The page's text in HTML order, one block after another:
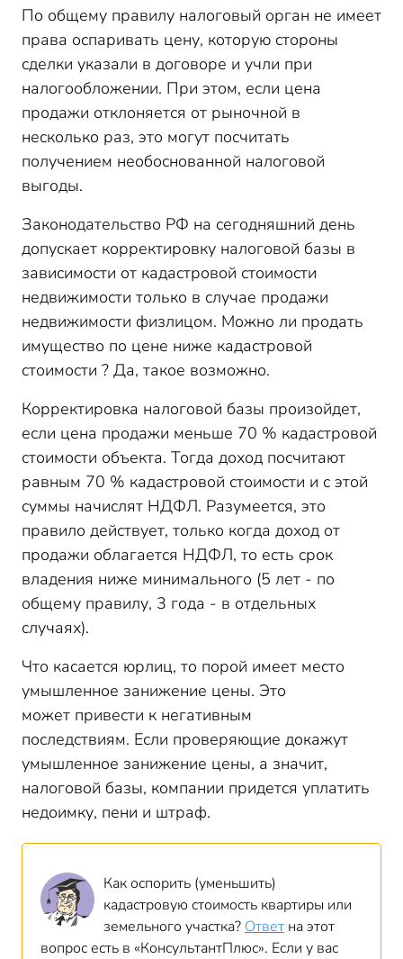
По общему правилу налоговый орган не имеет
права оспаривать цену, которую стороны
сделки указали в договоре и учли при
налогообложении. При этом, если цена
продажи отклоняется от рыночной в
несколько раз, это могут посчитать
получением необоснованной налоговой
выгоды.
Законодательство РФ на сегодняшний день
допускает корректировку налоговой базы в
зависимости от кадастровой стоимости
недвижимости только в случае продажи
недвижимости физлицом. Можно ли продать
имущество по цене ниже кадастровой
стоимости ? Да, такое возможно.
Корректировка налоговой базы произойдет,
если цена продажи меньше 70 % кадастровой
стоимости объекта. Тогда доход посчитают
равным 70 % кадастровой стоимости и с этой
суммы начислят НДФЛ. Разумеется, это
правило действует, только когда доход от
продажи облагается НДФЛ, то есть срок
владения ниже минимального (5 лет - по
общему правилу, 3 года - в отдельных
случаях).
Что касается юрлиц, то порой имеет место
умышленное занижение цены. Это
может привести к негативным
последствиям. Если проверяющие докажут
умышленное занижение цены, а значит,
налоговой базы, компании придется уплатить
недоимку, пени и штраф.
Как оспорить (уменьшить)
кадастровую стоимость квартиры или
земельного участка? Ответ на этот
вопрос есть в «КонсультантПлюс». Если у вас